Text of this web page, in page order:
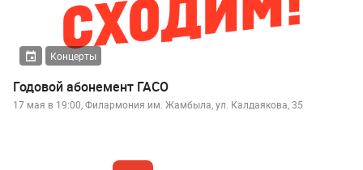
Концерты
Годовой абонемент ГАСО
17 мая в 19:00, Филармония им. Жамбыла, ул. Калдаякова, 35